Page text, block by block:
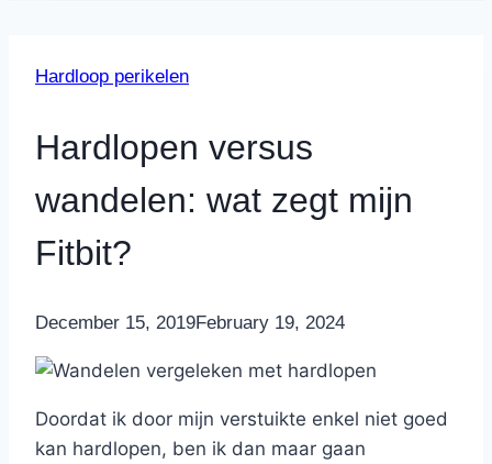
Hardloop perikelen
Hardlopen versus
wandelen: wat zegt mijn
Fitbit?
ByNicole
December 15, 2019February 19, 2024
Doordat ik door mijn verstuikte enkel niet goed
kan hardlopen, ben ik dan maar gaan